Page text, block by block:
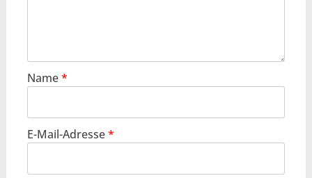
Name*
E-Mail-Adresse*